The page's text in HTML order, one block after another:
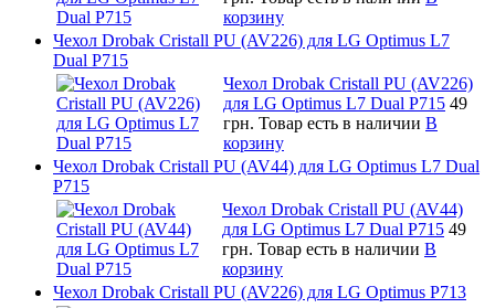
корзину
Чехол Drobak Cristall PU (AV226) для LG Optimus L7
Dual P715
Чехол Drobak Cristall PU (AV226)
для LG Optimus L7 Dual P715 49
грн. Товар есть в наличии В
корзину
Чехол Drobak Cristall PU (AV44) для LG Optimus L7 Dual
P715
Чехол Drobak Cristall PU (AV44)
для LG Optimus L7 Dual P715 49
грн. Товар есть в наличии В
корзину
Чехол Drobak Cristall PU (AV226) для LG Optimus P713